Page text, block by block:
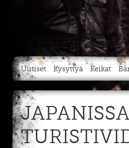
Uutiset Kysyttyä Keikat